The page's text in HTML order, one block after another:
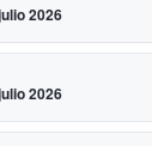
2026
2026